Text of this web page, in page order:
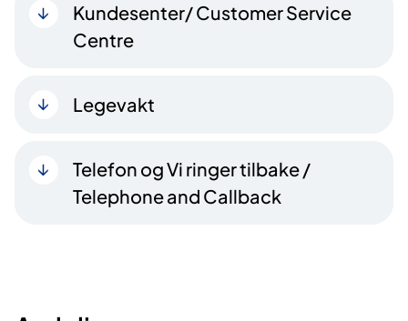
Kundesenter/ Customer Service
Centre
Legevakt
Telefon og Vi ringer tilbake /
Telephone and Callback